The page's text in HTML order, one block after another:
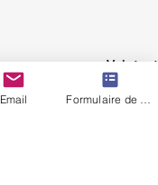
Voir tout
Email